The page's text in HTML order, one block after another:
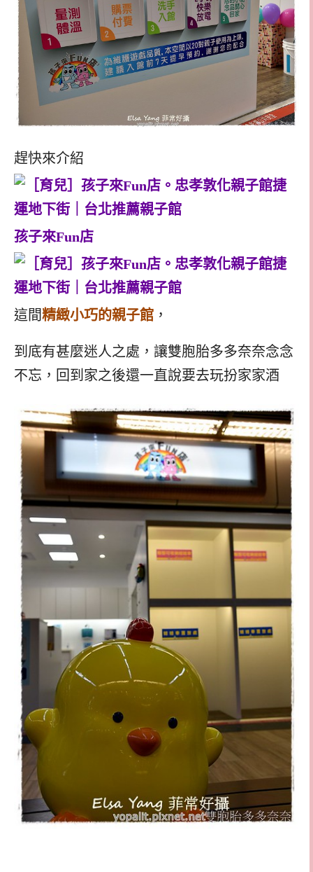
趕快來介紹
孩子來Fun店
這間精緻小巧的親子館 ，
到底有甚麼迷人之處，讓雙胞胎多多奈奈念念
不忘，回到家之後還一直說要去玩扮家家酒